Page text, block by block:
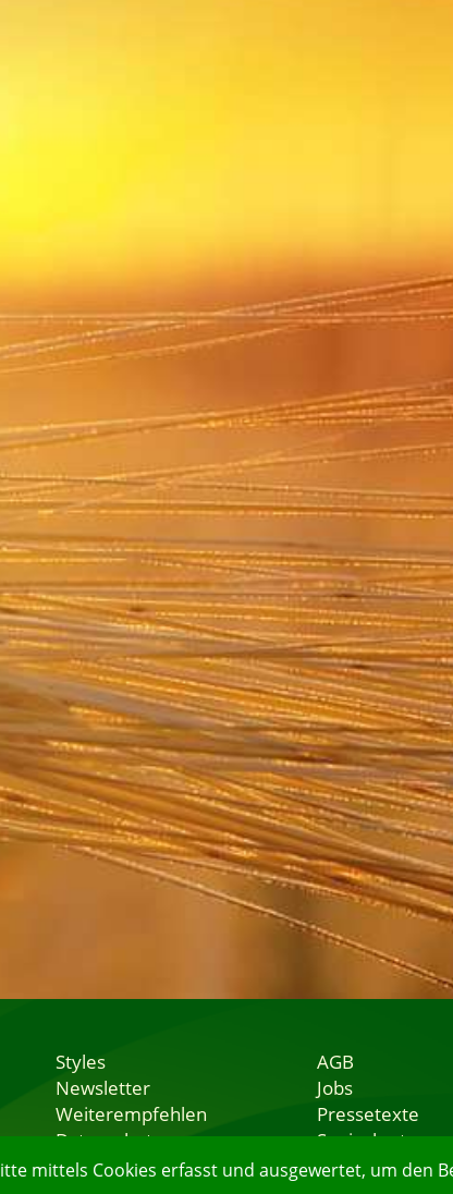
mittels Cookies erfasst und ausgewertet, um den
Styles
Newsletter
Weiterempfehlen
Datenschutz
Nutzungsbedingungen
AGB
Jobs
Pressetexte
Speisekarten
Lieferservice